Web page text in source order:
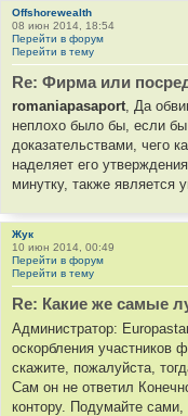
Offshorewealth
08 июн 2014, 18:54
Перейти в форум
Перейти в тему
Re: Фирма или
romaniapasaport, Да
неплохо было бы, если
доказательствами, чего
наделяет его
минутку, также является
Жук
10 июн 2014, 00:49
Перейти в форум
Перейти в тему
Re: Какие же самые
Администратор:
оскорбления участников
скажите, пожалуйста,
Сам он не ответил
контору. Подумайте сами,